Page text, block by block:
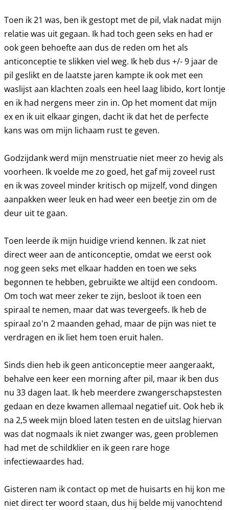
Toen ik 21 was, ben ik gestopt met de pil, vlak nadat mijn
relatie was uit gegaan. Ik had toch geen seks en had er
ook geen behoefte aan dus de reden om het als
anticonceptie te slikken viel weg. Ik heb dus +/- 9 jaar de
pil geslikt en de laatste jaren kampte ik ook met een
waslijst aan klachten zoals een heel laag libido, kort lontje
en ik had nergens meer zin in. Op het moment dat mijn
ex en ik uit elkaar gingen, dacht ik dat het de perfecte
kans was om mijn lichaam rust te geven.
Godzijdank werd mijn menstruatie niet meer zo hevig als
voorheen. Ik voelde me zo goed, het gaf mij zoveel rust
en ik was zoveel minder kritisch op mijzelf, vond dingen
aanpakken weer leuk en had weer een beetje zin om de
deur uit te gaan.
Toen leerde ik mijn huidige vriend kennen. Ik zat niet
direct weer aan de anticonceptie, omdat we eerst ook
nog geen seks met elkaar hadden en toen we seks
begonnen te hebben, gebruikte we altijd een condoom.
Om toch wat meer zeker te zijn, besloot ik toen een
spiraal te nemen, maar dat was tevergeefs. Ik heb de
spiraal zo'n 2 maanden gehad, maar de pijn was niet te
verdragen en ik liet hem toen eruit halen.
Sinds dien heb ik geen anticonceptie meer aangeraakt,
behalve een keer een morning after pil, maar ik ben dus
nu 33 dagen laat. Ik heb meerdere zwangerschapstesten
gedaan en deze kwamen allemaal negatief uit. Ook heb ik
na 2,5 week mijn bloed laten testen en de uitslag hiervan
was dat nogmaals ik niet zwanger was, geen problemen
had met de schildklier en ik geen rare hoge
infectiewaardes had.
Gisteren nam ik contact op met de huisarts en hij kon me
niet direct ter woord staan, dus hij belde mij vanochtend